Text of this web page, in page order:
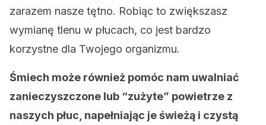
zarazem nasze tętno. Robiąc to zwiększasz
wymianę tlenu w płucach, co jest bardzo
korzystne dla Twojego organizmu.
Śmiech może również pomóc nam uwalniać
zanieczyszczone lub “zużyte” powietrze z
naszych płuc, napełniając je świeżą i czystą